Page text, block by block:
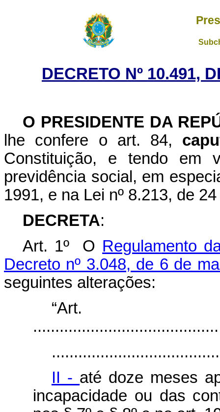
DECRETO Nº 10.491,
O PRESIDENTE DA
lhe confere o art. 84,
Constituição, e tendo em
previdência social, em
1991, e na Lei nº 8.213, de
DECRETA:
Art. 1º O Regulamento
Decreto nº 3.048, de 6 de
seguintes alterações:
II - até doze meses
incapacidade ou das